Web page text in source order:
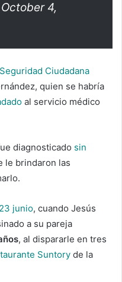
October 4,
Ciudadana
quien se habría
al servicio médico
diagnosticado sin
le brindaron las
23 junio, cuando Jesús
a su pareja
, al dispararle en tres
Suntory de la